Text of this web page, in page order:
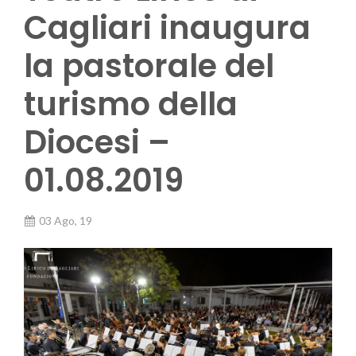
Cagliari inaugura
la pastorale del
turismo della
Diocesi –
01.08.2019
03 Ago, 19